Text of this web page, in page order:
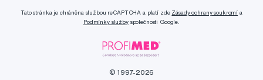
Tato stránka je chráněna službou reCAPTCHA a platí zde Zásady ochrany soukromí a
Podmínky službyspolečnosti Google.
© 1997-2026